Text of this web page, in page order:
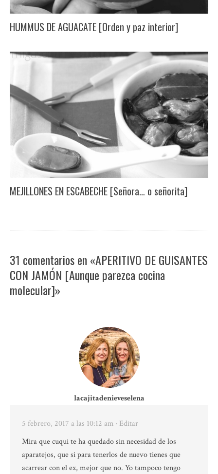
HUMMUS DE AGUACATE [Orden y paz interior]
MEJILLONES EN ESCABECHE [Señora… o señorita]
31 comentarios en «APERITIVO DE GUISANTES
CON JAMÓN [Aunque parezca cocina
molecular]»
lacajitadenieveselena
5 febrero, 2017 a las 10:12 am · Editar
Mira que cuqui te ha quedado sin necesidad de los
aparatejos, que si para tenerlos de nuevo tienes que
acarrear con el ex, mejor que no. Yo tampoco tengo